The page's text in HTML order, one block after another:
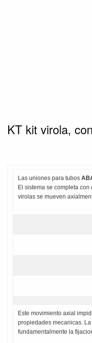
KT kit virola,
Las uniones para tubos
El sistema se completa
virolas se mueven
Este movimiento axial
propiedades mecanicas.
fundamentalmente la